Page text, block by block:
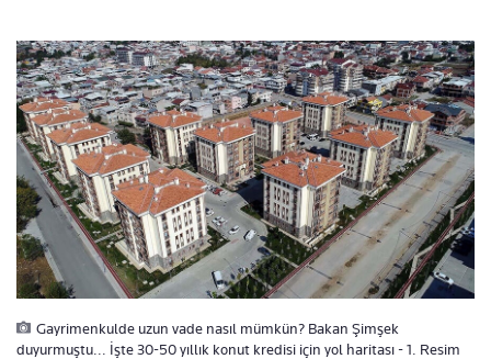
Gayrimenkulde uzun vade nasıl mümkün? Bakan Şimşek
duyurmuştu... İşte 30-50 yıllık konut kredisi için yol haritası - 1. Resim